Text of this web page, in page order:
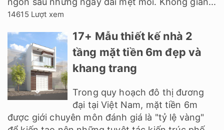
14615 Lượt xem
17+ Mẫu thiết kế nhà 2
tầng mặt tiền 6m đẹp và
khang trang
Trong quy hoạch đô thị đương
đại tại Việt Nam, mặt tiền 6m
được giới chuyên môn đánh giá là "tỷ lệ vàng"